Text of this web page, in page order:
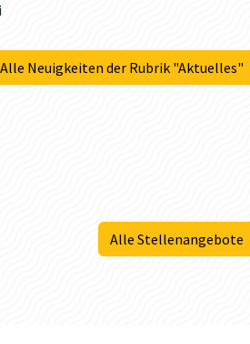
Alle Neuigkeiten der Rubrik "Aktuelles"
Alle Stellenangebote